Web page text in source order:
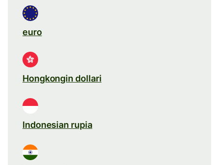
euro
Hongkongin dollari
Indonesian rupia